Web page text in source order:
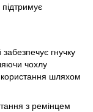
гнучку
чохлу
шляхом
з ремінцем